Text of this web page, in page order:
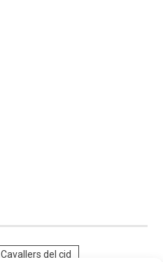
Cavallers del cid